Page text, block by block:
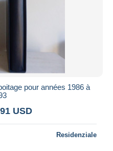
pour années 1986 à
USD
Residenziale